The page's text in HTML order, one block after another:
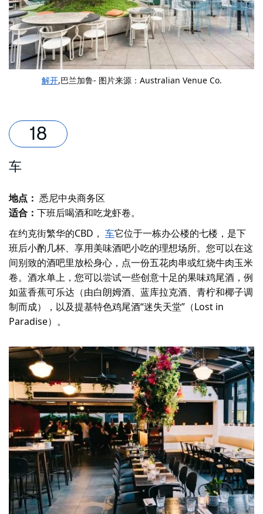
解开,巴兰加鲁- 图片来源：Australian Venue Co.
车
地点： 悉尼中央商务区
适合： 下班后喝酒和吃龙虾卷。
在约克街繁华的CBD， 车它位于一栋办公楼的七楼，是下
班后小酌几杯、享用美味酒吧小吃的理想场所。您可以在这
间别致的酒吧里放松身心，点一份五花肉串或红烧牛肉玉米
卷。酒水单上，您可以尝试一些创意十足的果味鸡尾酒，例
如蓝香蕉可乐达（由白朗姆酒、蓝库拉克酒、青柠和椰子调
制而成），以及提基特色鸡尾酒“迷失天堂”（Lost in
Paradise）。